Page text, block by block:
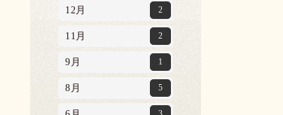
12月 2
11月 2
9月 1
8月 5